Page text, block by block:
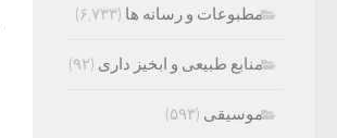
مطبوعات و رسانه ها (۶,۷۳۳)
منابع طبیعی و ابخیز داری (۹۲)
موسیقی (۵۹۳)